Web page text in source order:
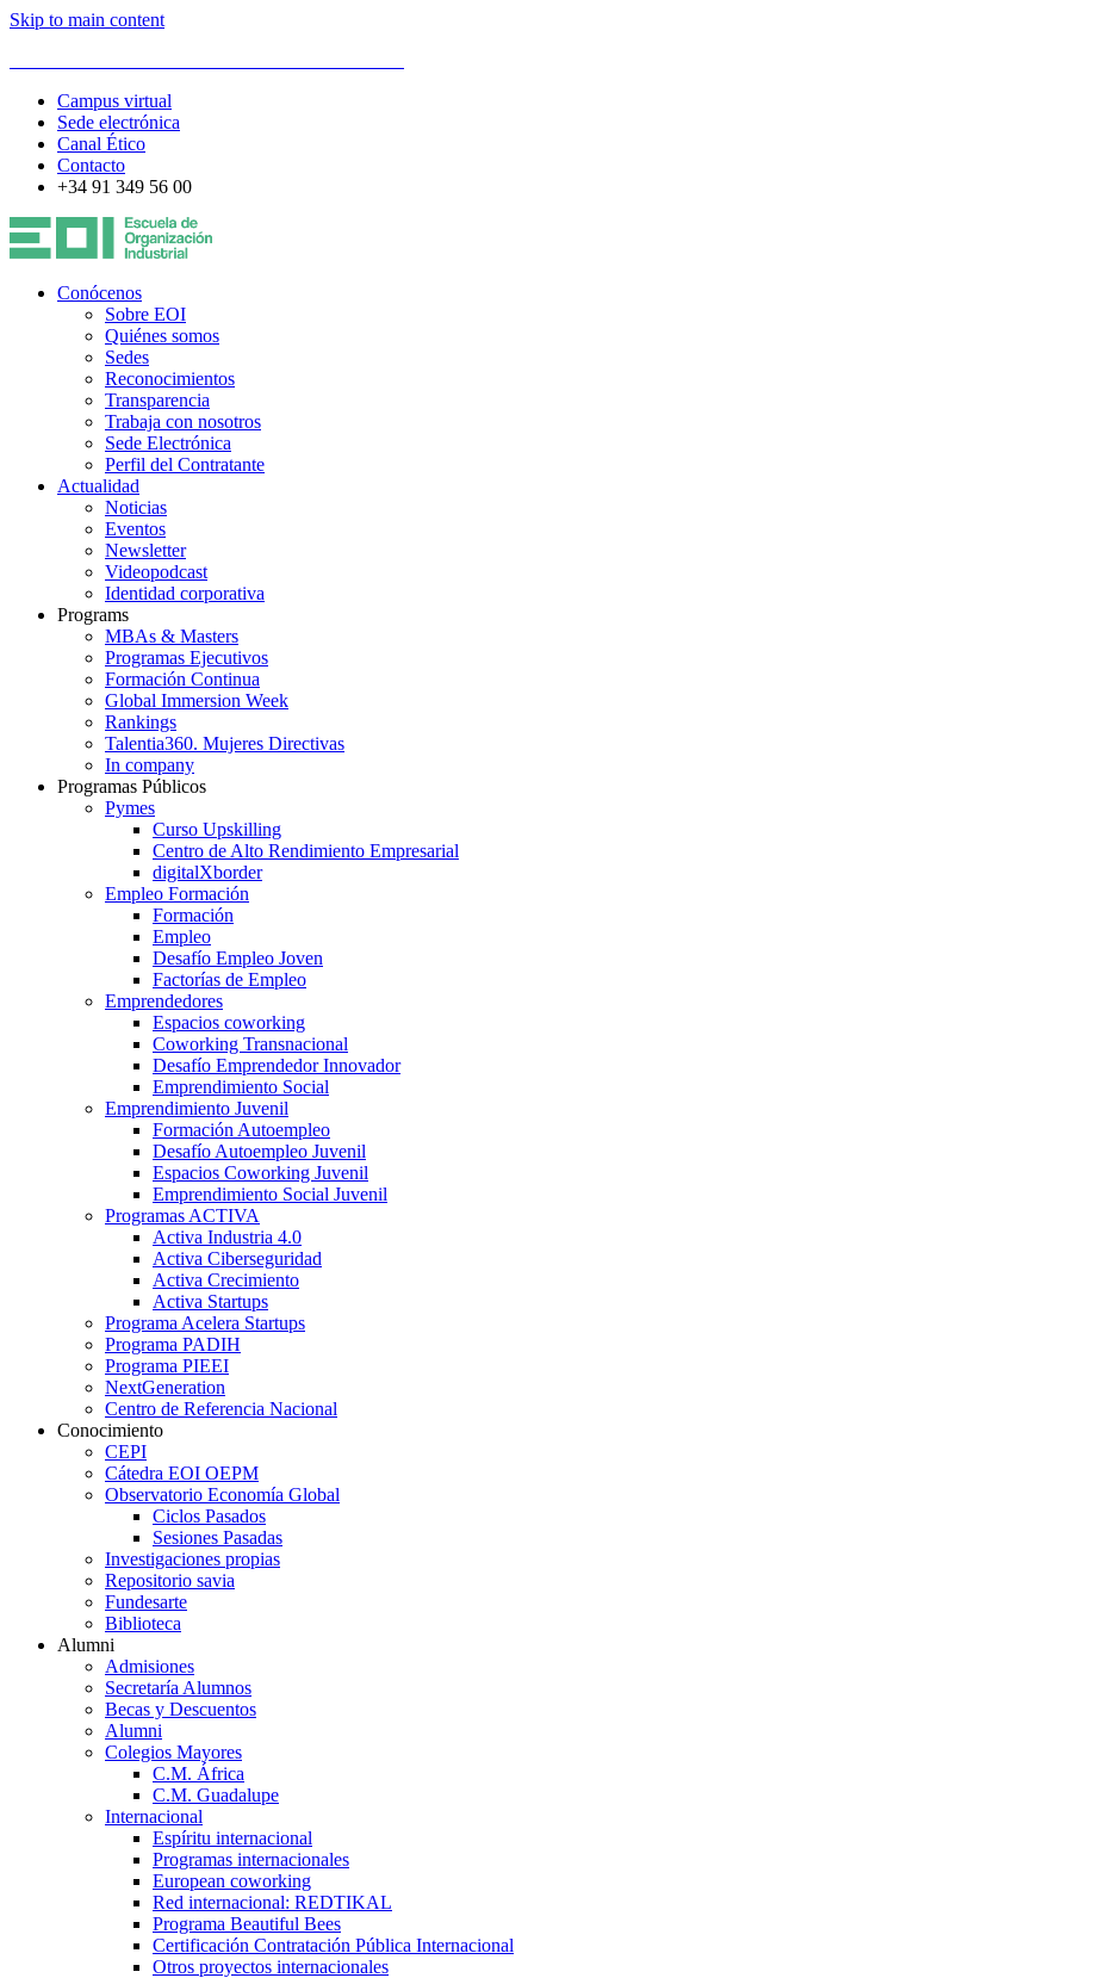
Skip to main content
Campus virtual
Sede electrónica
Canal Ético
Contacto
+34 91 349 56 00
Conócenos
Sobre EOI
Quiénes somos
Sedes
Reconocimientos
Transparencia
Trabaja con nosotros
Sede Electrónica
Perfil del Contratante
Actualidad
Noticias
Eventos
Newsletter
Videopodcast
Identidad corporativa
Programs
MBAs & Masters
Programas Ejecutivos
Formación Continua
Global Immersion Week
Rankings
Talentia360. Mujeres Directivas
In company
Programas Públicos
Pymes
Curso Upskilling
Centro de Alto Rendimiento Empresarial
digitalXborder
Empleo Formación
Formación
Empleo
Desafío Empleo Joven
Factorías de Empleo
Emprendedores
Espacios coworking
Coworking Transnacional
Desafío Emprendedor Innovador
Emprendimiento Social
Emprendimiento Juvenil
Formación Autoempleo
Desafío Autoempleo Juvenil
Espacios Coworking Juvenil
Emprendimiento Social Juvenil
Programas ACTIVA
Activa Industria 4.0
Activa Ciberseguridad
Activa Crecimiento
Activa Startups
Programa Acelera Startups
Programa PADIH
Programa PIEEI
NextGeneration
Centro de Referencia Nacional
Conocimiento
CEPI
Cátedra EOI OEPM
Observatorio Economía Global
Ciclos Pasados
Sesiones Pasadas
Investigaciones propias
Repositorio savia
Fundesarte
Biblioteca
Alumni
Admisiones
Secretaría Alumnos
Becas y Descuentos
Alumni
Colegios Mayores
C.M. África
C.M. Guadalupe
Internacional
Espíritu internacional
Programas internacionales
European coworking
Red internacional: REDTIKAL
Programa Beautiful Bees
Certificación Contratación Pública Internacional
Otros proyectos internacionales